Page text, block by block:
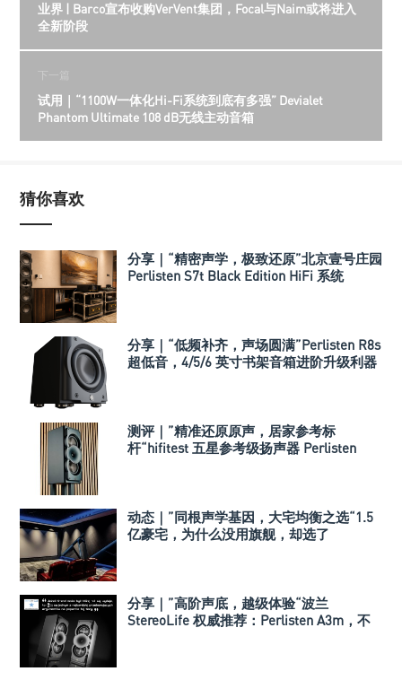
业界 | Barco宣布收购VerVent集团，Focal与Naim或将进入
全新阶段
下一篇
试用｜“1100W一体化Hi-Fi系统到底有多强” Devialet
Phantom Ultimate 108 dB无线主动音箱
猜你喜欢
分享｜“精密声学，极致还原”北京壹号庄园
Perlisten S7t Black Edition HiFi 系统
分享｜“低频补齐，声场圆满”Perlisten R8s
超低音，4/5/6 英寸书架音箱进阶升级利器
测评｜”精准还原原声，居家参考标
杆“hifitest 五星参考级扬声器 Perlisten
动态｜”同根声学基因，大宅均衡之选“1.5
亿豪宅，为什么没用旗舰，却选了
分享｜”高阶声底，越级体验“波兰
StereoLife 权威推荐：Perlisten A3m，不